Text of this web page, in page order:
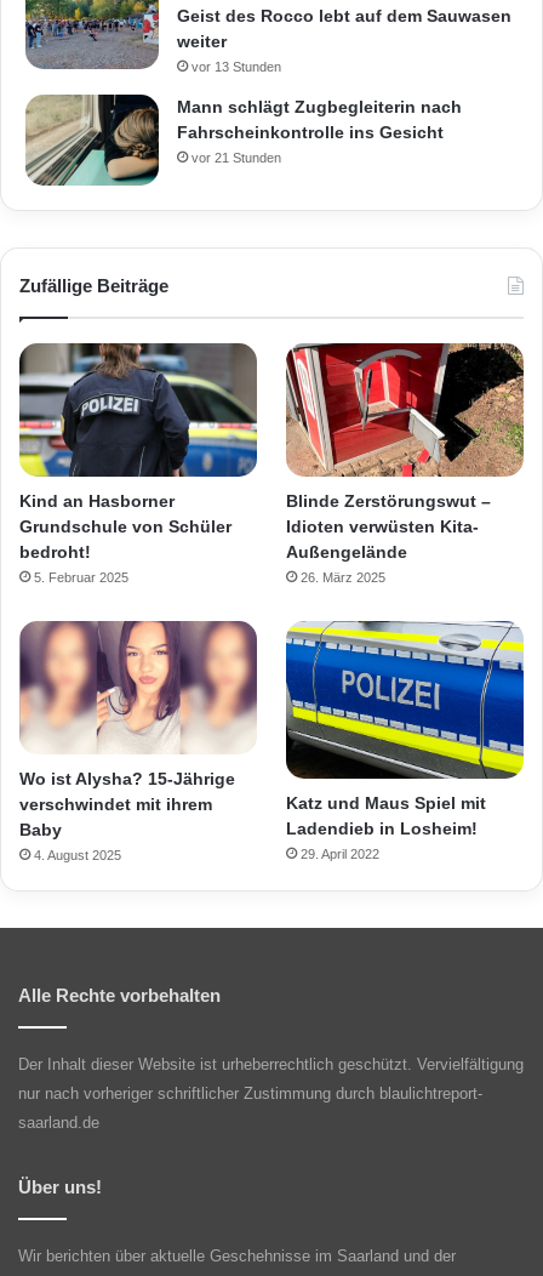
Geist des Rocco lebt auf dem Sauwasen
weiter
vor 13 Stunden
Mann schlägt Zugbegleiterin nach
Fahrscheinkontrolle ins Gesicht
vor 21 Stunden
Zufällige Beiträge
Kind an Hasborner
Grundschule von Schüler
bedroht!
5. Februar 2025
Blinde Zerstörungswut –
Idioten verwüsten Kita-
Außengelände
26. März 2025
Wo ist Alysha? 15-Jährige
verschwindet mit ihrem
Baby
4. August 2025
Katz und Maus Spiel mit
Ladendieb in Losheim!
29. April 2022
Alle Rechte vorbehalten
Der Inhalt dieser Website ist urheberrechtlich geschützt. Vervielfältigung
nur nach vorheriger schriftlicher Zustimmung durch blaulichtreport-
saarland.de
Über uns!
Wir berichten über aktuelle Geschehnisse im Saarland und der